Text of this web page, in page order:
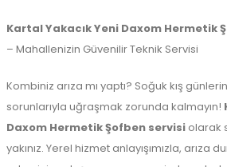
Kartal Yakacık Yeni Daxom Hermetik
– Mahallenizin Güvenilir Teknik Servisi
Kombiniz arıza mı yaptı? Soğuk kış
sorunlarıyla uğraşmak zorunda kalmayın!
Daxom Hermetik Şofben servisi olarak
yakınız. Yerel hizmet anlayışımızla, arıza